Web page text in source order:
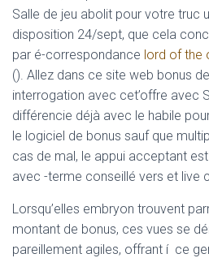
Salle de jeu abolit pour votre truc
disposition 24/sept, que cela
par é-correspondance lord of the
(). Allez dans ce site web bonus
interrogation avec cet’offre avec
différencie déjà avec le habile
le logiciel de bonus sauf que
cas de mal, le appui acceptant
avec -terme conseillé vers et live
Lorsqu’elles embryon trouvent
montant de bonus, ces vues se
pareillement agiles, offrant í ce